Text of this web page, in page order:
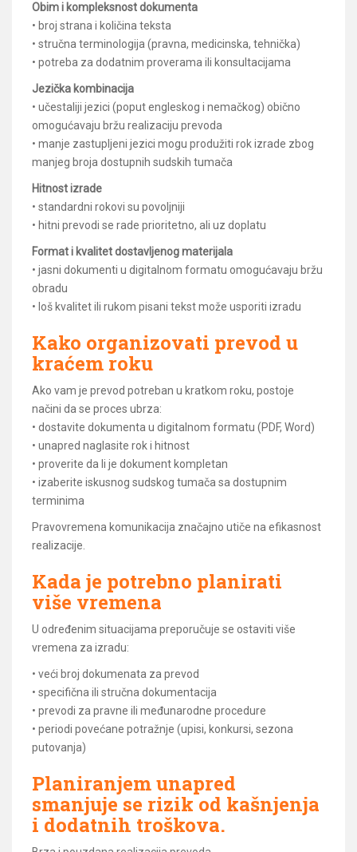
Obim i kompleksnost dokumenta
• broj strana i količina teksta
• stručna terminologija (pravna, medicinska, tehnička)
• potreba za dodatnim proverama ili konsultacijama
Jezička kombinacija
• učestaliji jezici (poput engleskog i nemačkog) obično
omogućavaju bržu realizaciju prevoda
• manje zastupljeni jezici mogu produžiti rok izrade zbog
manjeg broja dostupnih sudskih tumača
Hitnost izrade
• standardni rokovi su povoljniji
• hitni prevodi se rade prioritetno, ali uz doplatu
Format i kvalitet dostavljenog materijala
• jasni dokumenti u digitalnom formatu omogućavaju bržu
obradu
• loš kvalitet ili rukom pisani tekst može usporiti izradu
Kako organizovati prevod u
kraćem roku
Ako vam je prevod potreban u kratkom roku, postoje
načini da se proces ubrza:
• dostavite dokumenta u digitalnom formatu (PDF, Word)
• unapred naglasite rok i hitnost
• proverite da li je dokument kompletan
• izaberite iskusnog sudskog tumača sa dostupnim
terminima
Pravovremena komunikacija značajno utiče na efikasnost
realizacije.
Kada je potrebno planirati
više vremena
U određenim situacijama preporučuje se ostaviti više
vremena za izradu:
• veći broj dokumenata za prevod
• specifična ili stručna dokumentacija
• prevodi za pravne ili međunarodne procedure
• periodi povećane potražnje (upisi, konkursi, sezona
putovanja)
Planiranjem unapred
smanjuje se rizik od kašnjenja
i dodatnih troškova.